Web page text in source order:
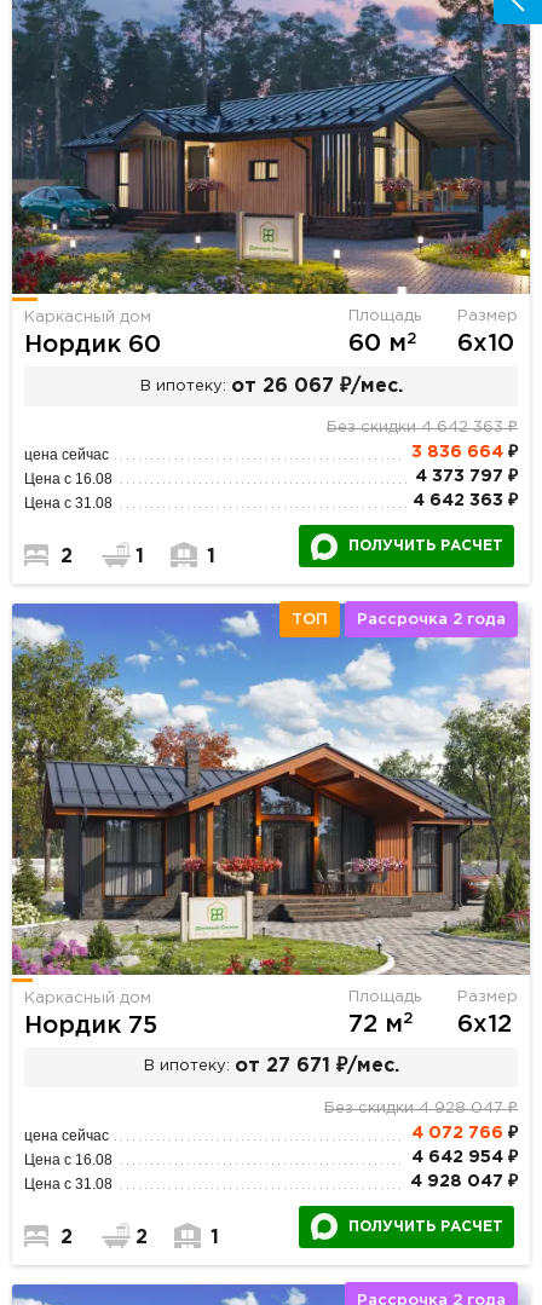
Каркасный дом
Нордик 60
Площадь
60 м2
Размер
6х10
В ипотеку: от 26 067 ₽/мес.
Без скидки 4 642 363 ₽
цена сейчас 3 836 664₽
Цена с 16.08 4 373 797 ₽
Цена с 31.08 4 642 363 ₽
2 1 1
ПОЛУЧИТЬ РАСЧЕТ
ТОП Рассрочка 2 года
Каркасный дом
Нордик 75
Площадь
72 м2
Размер
6х12
В ипотеку: от 27 671 ₽/мес.
Без скидки 4 928 047 ₽
цена сейчас 4 072 766 ₽
Цена с 16.08 4 642 954 ₽
Цена с 31.08 4 928 047 ₽
2 2 1
ПОЛУЧИТЬ РАСЧЕТ
Рассрочка 2 года